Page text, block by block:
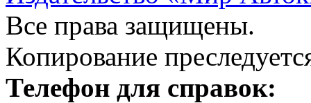
Все права защищены.
Копирование
Телефон для справок: